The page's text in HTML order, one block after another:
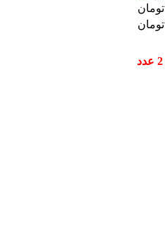
تومان
تومان